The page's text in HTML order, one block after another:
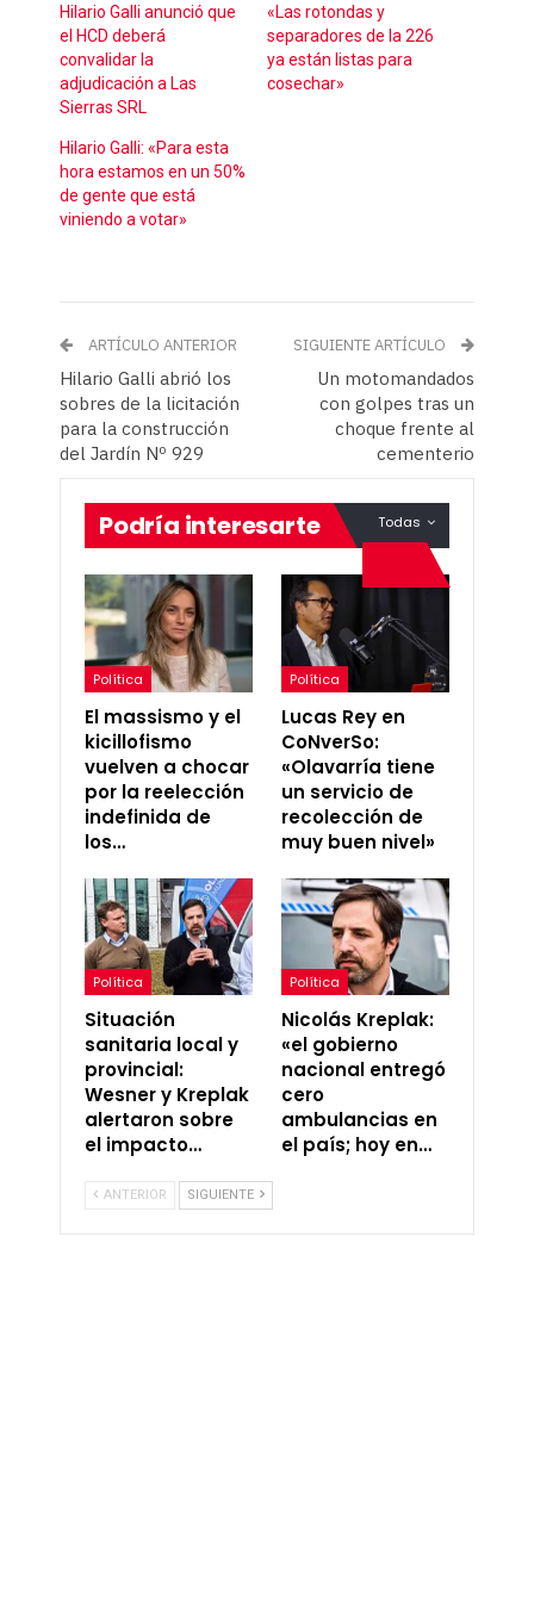
Hilario Galli anunció que
el HCD deberá
convalidar la
adjudicación a Las
Sierras SRL
«Las rotondas y
separadores de la 226
ya están listas para
cosechar»
Hilario Galli: «Para esta
hora estamos en un 50%
de gente que está
viniendo a votar»
ARTÍCULO ANTERIOR
Hilario Galli abrió los
sobres de la licitación
para la construcción
del Jardín Nº 929
SIGUIENTE ARTÍCULO
Un motomandados
con golpes tras un
choque frente al
cementerio
Todas
Podría interesarte
Política
El massismo y el
kicillofismo
vuelven a chocar
por la reelección
indefinida de
los…
Política
Lucas Rey en
CoNverSo:
«Olavarría tiene
un servicio de
recolección de
muy buen nivel»
Política
Situación
sanitaria local y
provincial:
Wesner y Kreplak
alertaron sobre
el impacto…
Política
Nicolás Kreplak:
«el gobierno
nacional entregó
cero
ambulancias en
el país; hoy en…
ANTERIOR SIGUIENTE